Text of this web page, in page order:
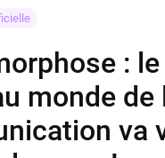
: le
monde de
va